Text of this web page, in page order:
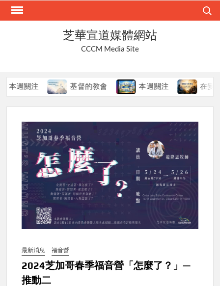
Skip
芝華宣道媒體網站
CCCM Media Site
關注 基督的教會 本週關注 在變局中
最新消息 福音營
2024芝加哥春季福音營「怎麼了？」—
推動二